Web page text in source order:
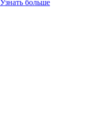
Узнать больше